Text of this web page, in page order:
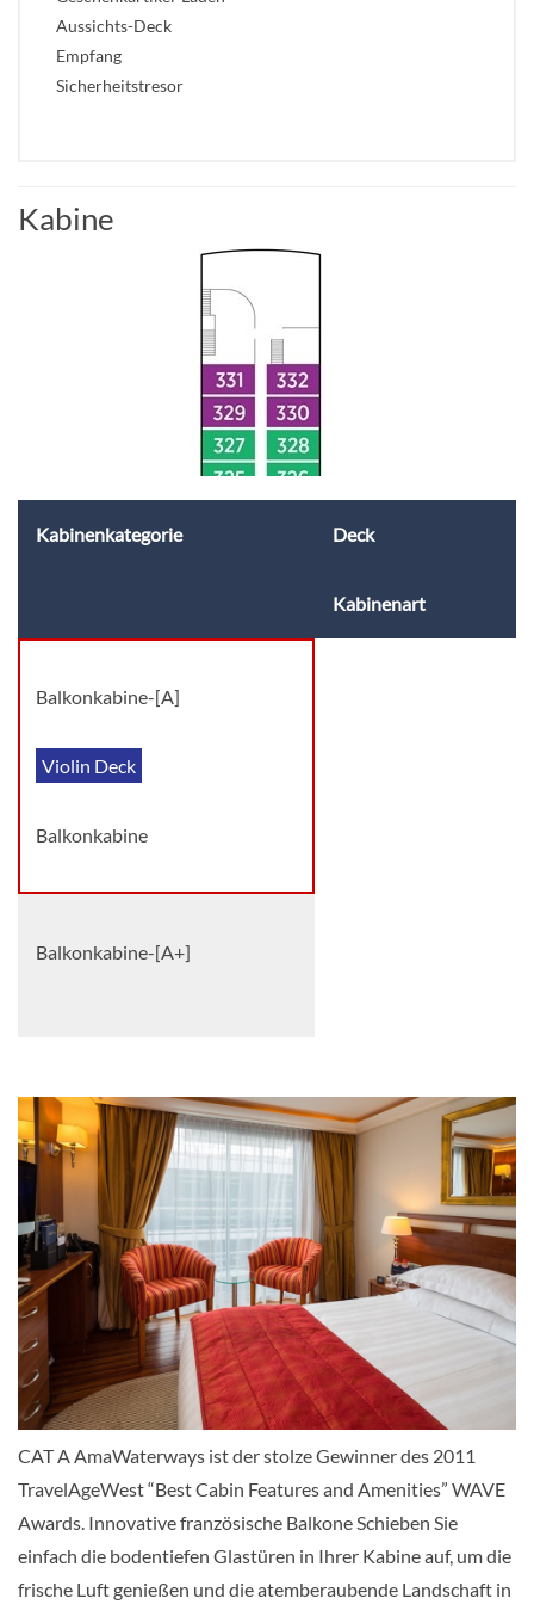
Aussichts-Deck
Empfang
Sicherheitstresor
Kabine
Kabinenkategorie Deck
Kabinenart
Balkonkabine-[A]
Violin Deck
Balkonkabine
Balkonkabine-[A+]
Balkonkabine-[B]
Cello Deck
Balkonkabine
Balkonkabine-[C]
Cello Deck
Balkonkabine
CAT A AmaWaterways ist der stolze Gewinner des 2011
TravelAgeWest “Best Cabin Features and Amenities” WAVE
Awards. Innovative französische Balkone Schieben Sie
einfach die bodentiefen Glastüren in Ihrer Kabine auf, um die
frische Luft genießen und die atemberaubende Landschaft in